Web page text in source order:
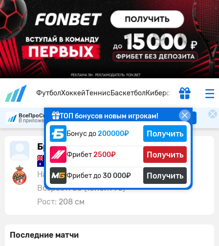
ФутболХоккейТеннисБаскетболКиберспорт
ТОП бонусов новым игрокам!
Бонус до200000₽ Получить
Фрибет2500₽ Получить
Фрибет до30 000₽ Получить
ВсеПроСпорт
В приложении удобнее Скачать
Брок Мотум
Австралия
Нападающий: Монако
Возраст: 35 (16.10.1990)
Рост: 208 см
Последние матчи